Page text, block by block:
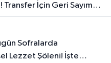
Transfer İçin Geri Sayım
Lezzet Şöleni! İşte